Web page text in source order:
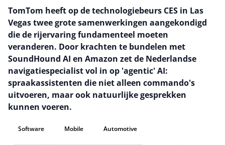
TomTom heeft op de technologiebeurs CES in Las
Vegas twee grote samenwerkingen aangekondigd
die de rijervaring fundamenteel moeten
veranderen. Door krachten te bundelen met
SoundHound AI en Amazon zet de Nederlandse
navigatiespecialist vol in op 'agentic' AI:
spraakassistenten die niet alleen commando's
uitvoeren, maar ook natuurlijke gesprekken
kunnen voeren.
Software Mobile Automotive